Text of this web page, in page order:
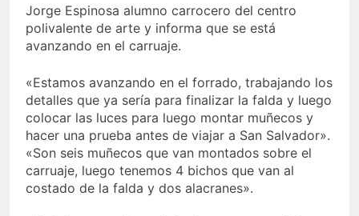
Jorge Espinosa alumno carrocero del centro
polivalente de arte y informa que se está
avanzando en el carruaje.
«Estamos avanzando en el forrado, trabajando los
detalles que ya sería para finalizar la falda y luego
colocar las luces para luego montar muñecos y
hacer una prueba antes de viajar a San Salvador».
«Son seis muñecos que van montados sobre el
carruaje, luego tenemos 4 bichos que van al
costado de la falda y dos alacranes».